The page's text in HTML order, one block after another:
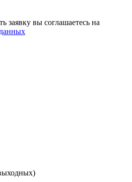
заявку вы соглашаетесь на